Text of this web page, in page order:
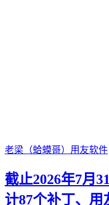
老梁（蛤蟆哥） 用友软件
截止2026年7月
计87个补丁、用